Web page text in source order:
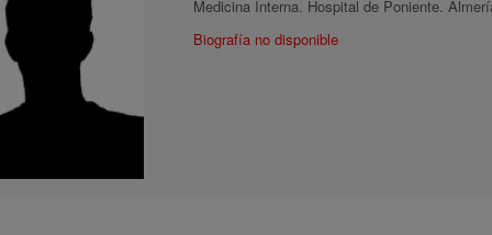
Medicina Interna. Hospital de Poniente.
Biografía no disponible